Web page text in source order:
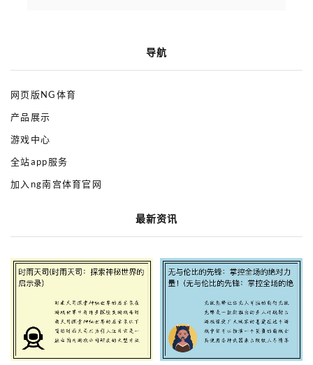
导航
网页版NG体育
产品展示
游戏中心
全站app服务
加入ng南宫体育官网
最新资讯